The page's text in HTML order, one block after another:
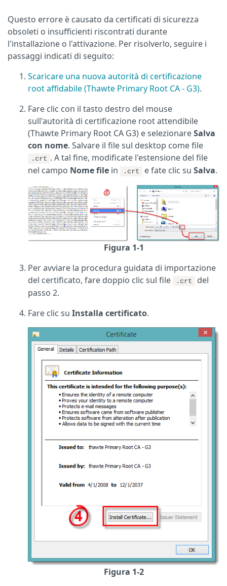
Questo errore è causato da certificati di sicurezza
obsoleti o insufficienti riscontrati durante
l'installazione o l'attivazione. Per risolverlo, seguire i
passaggi indicati di seguito:
Scaricare una nuova autorità di certificazione
root affidabile (Thawte Primary Root CA - G3).
Fare clic con il tasto destro del mouse
sull'autorità di certificazione root attendibile
(Thawte Primary Root CA G3) e selezionareSalva
con nome. Salvare il file sul desktop come file
.crt . A tal fine, modificate l'estensione del file
nel campo Nome file in .crt e fate clic su Salva.
Figura 1-1
Per avviare la procedura guidata di importazione
del certificato, fare doppio clic sul file
.crt
del
passo 2.
Fare clic su Installa certificato.
Figura 1-2